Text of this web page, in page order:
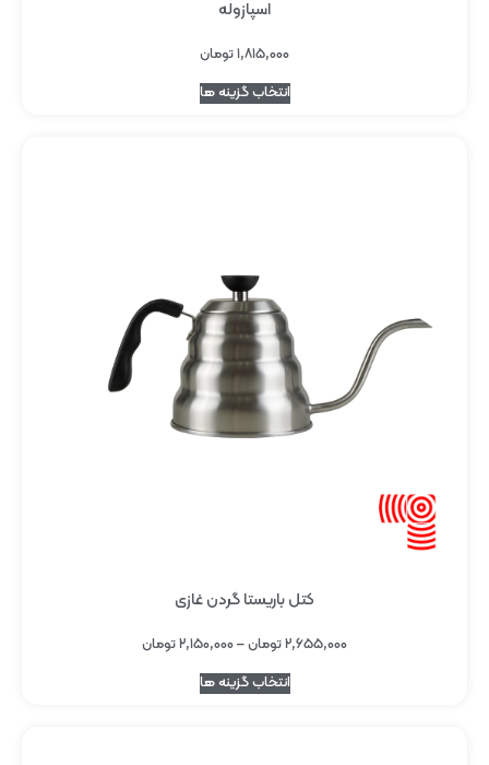
اسپازوله
۱,۸۱۵,۰۰۰تومان
انتخاب گزینه ها
کتل باریستا گردن غازی
۲,۶۵۵,۰۰۰تومان–۲,۱۵۰,۰۰۰تومان
انتخاب گزینه ها